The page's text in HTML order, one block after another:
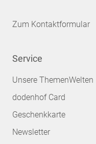
Zum Kontaktformular
Service
Unsere ThemenWelten
dodenhof Card
Geschenkkarte
Newsletter